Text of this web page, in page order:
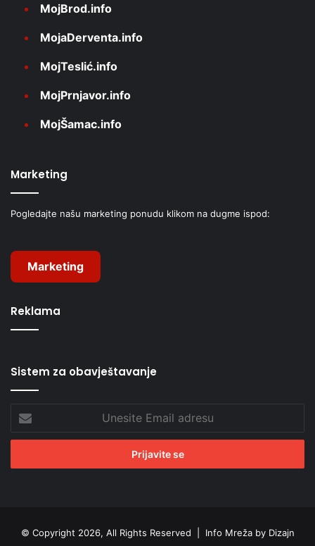
MojBrod.info
MojaDerventa.info
MojTeslić.info
MojPrnjavor.info
MojŠamac.info
Marketing
Pogledajte našu marketing ponudu klikom na dugme ispod:
Marketing
Reklama
Sistem za obavještavanje
Email
adresu
© Copyright 2026, All Rights Reserved | Info Mreža by Dizajn